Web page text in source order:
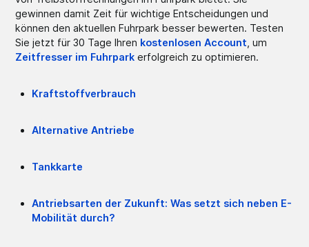
gewinnen damit Zeit für wichtige Entscheidungen und
können den aktuellen Fuhrpark besser bewerten. Testen
Sie jetzt für 30 Tage Ihren kostenlosen Account , um
Zeitfresser im Fuhrpark erfolgreich zu optimieren.
Kraftstoffverbrauch
Alternative Antriebe
Tankkarte
Antriebsarten der Zukunft: Was setzt sich neben E-
Mobilität durch?